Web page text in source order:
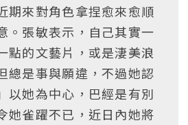
期來對角色拿捏愈來愈順
。張敏表示，自己其實一
點的文藝片，或是淒美浪
總是事與願違，不過她認
以她為中心，巴經是有別
她雀躍不已，近日內她將